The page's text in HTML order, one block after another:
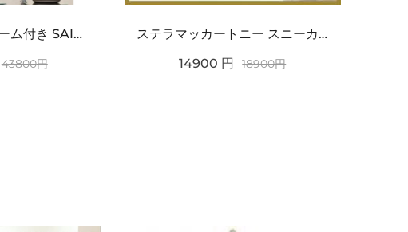
ワンポイントチャーム付き SAINT LAURENT サンローラン コピー バッグ シンプルラグ...
43800円
ステラマッカートニー スニーカー 偽物エリスグリッタープラットフォーム810038KP02717...
14900 円 18900円